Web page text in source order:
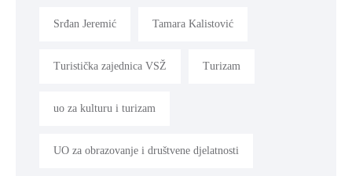
Srđan Jeremić Tamara Kalistović
Turistička zajednica VSŽ Turizam
uo za kulturu i turizam
UO za obrazovanje i društvene djelatnosti